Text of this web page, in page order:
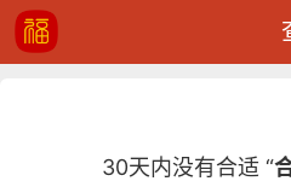
30天内没有合适 “